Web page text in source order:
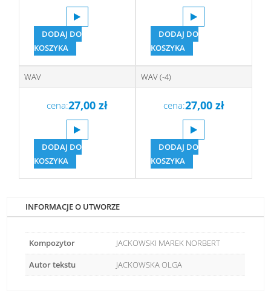
DODAJ DO
KOSZYKA
DODAJ DO
KOSZYKA
WAV
cena:27,00zł
DODAJ DO
KOSZYKA
WAV (-4)
cena:27,00 zł
DODAJ DO
KOSZYKA
INFORMACJE O UTWORZE
Kompozytor
JACKOWSKI MAREK NORBERT
Autor tekstu
JACKOWSKA OLGA